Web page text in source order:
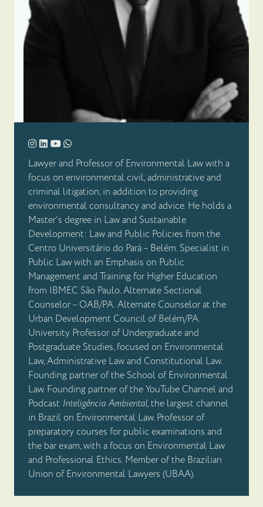
Lawyer and Professor of Environmental Law with a
focus on environmental civil, administrative and
criminal litigation, in addition to providing
environmental consultancy and advice. He holds a
Master’s degree in Law and Sustainable
Development: Law and Public Policies from the
Centro Universitário do Pará – Belém. Specialist in
Public Law with an Emphasis on Public
Management and Training for Higher Education
from IBMEC São Paulo. Alternate Sectional
Counselor – OAB/PA. Alternate Counselor at the
Urban Development Council of Belém/PA.
University Professor of Undergraduate and
Postgraduate Studies, focused on Environmental
Law, Administrative Law and Constitutional Law.
Founding partner of the School of Environmental
Law. Founding partner of the YouTube Channel and
Podcast Inteligência Ambiental, the largest channel
in Brazil on Environmental Law. Professor of
preparatory courses for public examinations and
the bar exam, with a focus on Environmental Law
and Professional Ethics. Member of the Brazilian
Union of Environmental Lawyers (UBAA).